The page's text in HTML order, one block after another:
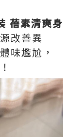
蓓素清爽身
改善異
味尷尬，